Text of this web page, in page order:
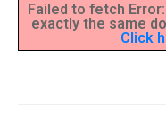
Failed to fetch
exactly the same
Click